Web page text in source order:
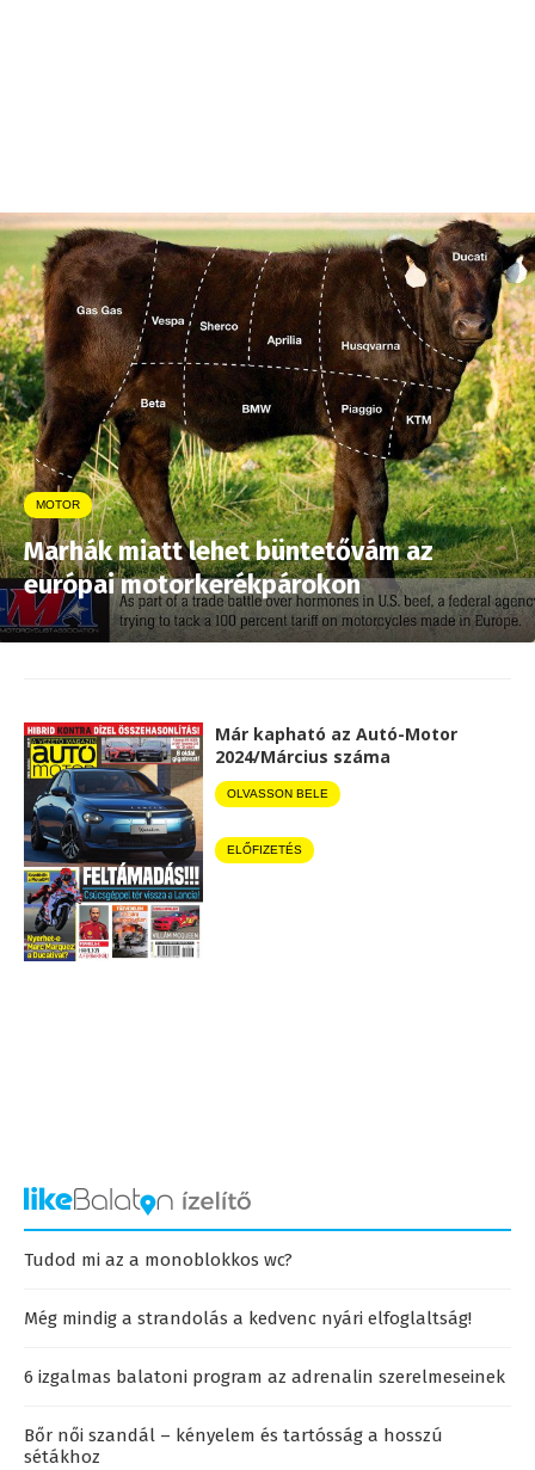
MOTOR
Marhák miatt lehet büntetővám az
európai motorkerékpárokon
Már kapható az Autó-Motor
2024/Március száma
OLVASSON BELE
ELŐFIZETÉS
Tudod mi az a monoblokkos wc?
Még mindig a strandolás a kedvenc nyári elfoglaltság!
6 izgalmas balatoni program az adrenalin szerelmeseinek
Bőr női szandál – kényelem és tartósság a hosszú
sétákhoz